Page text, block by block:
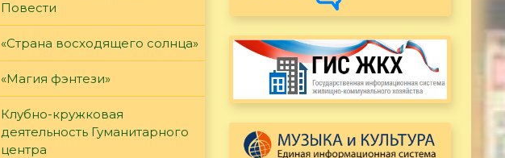
Повести
«Страна восходящего солнца»
«Магия фэнтези»
Клубно-кружковая
деятельность Гуманитарного
центра